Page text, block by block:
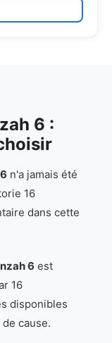
6 :
n'a jamais été
16
dans cette
6 est
16
disponibles
cause.